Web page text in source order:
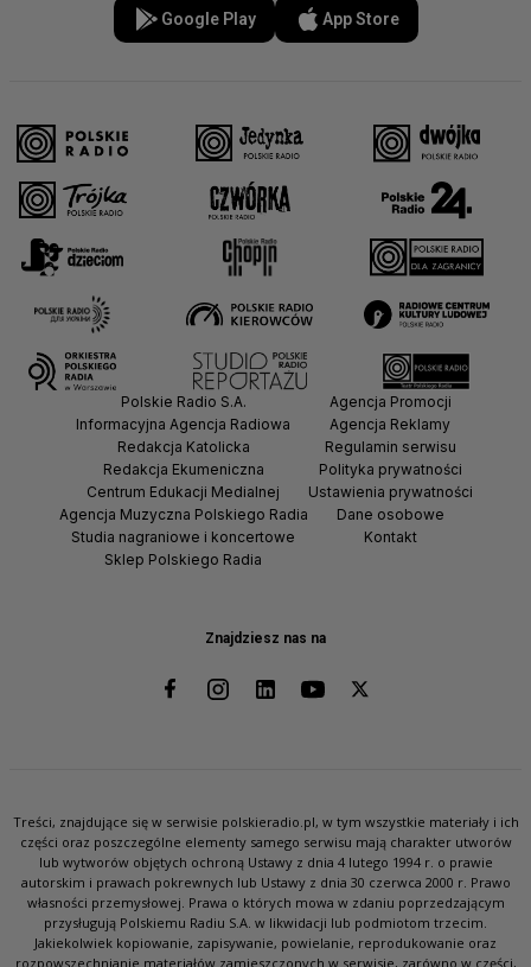
Google Play App Store
Znajdziesz nas na
Polskie Radio S.A.
Informacyjna Agencja Radiowa
Redakcja Katolicka
Redakcja Ekumeniczna
Centrum Edukacji Medialnej
Agencja Muzyczna Polskiego Radia
Studia nagraniowe i koncertowe
Sklep Polskiego Radia
Agencja Promocji
Agencja Reklamy
Regulamin serwisu
Polityka prywatności
Ustawienia prywatności
Dane osobowe
Kontakt
Treści, znajdujące się w serwisie polskieradio.pl, w tym wszystkie materiały i ich
części oraz poszczególne elementy samego serwisu mają charakter utworów
lub wytworów objętych ochroną Ustawy z dnia 4 lutego 1994 r. o prawie
autorskim i prawach pokrewnych lub Ustawy z dnia 30 czerwca 2000 r. Prawo
własności przemysłowej. Prawa o których mowa w zdaniu poprzedzającym
przysługują Polskiemu Radiu S.A. w likwidacji lub podmiotom trzecim.
Jakiekolwiek kopiowanie, zapisywanie, powielanie, reprodukowanie oraz
rozpowszechnianie materiałów zamieszczonych w serwisie, zarówno w części,